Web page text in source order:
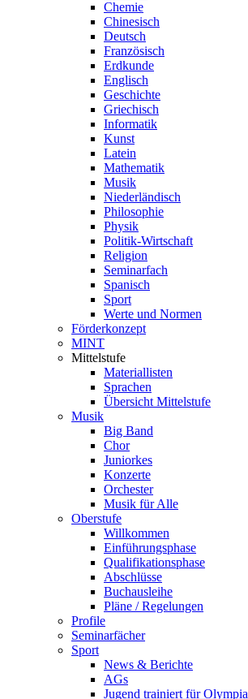
Chemie
Chinesisch
Deutsch
Französisch
Erdkunde
Englisch
Geschichte
Griechisch
Informatik
Kunst
Latein
Mathematik
Musik
Niederländisch
Philosophie
Physik
Politik-Wirtschaft
Religion
Seminarfach
Spanisch
Sport
Werte und Normen
Förderkonzept
MINT
Mittelstufe
Materiallisten
Sprachen
Übersicht Mittelstufe
Musik
Big Band
Chor
Juniorkes
Konzerte
Orchester
Musik für Alle
Oberstufe
Willkommen
Einführungsphase
Qualifikationsphase
Abschlüsse
Buchausleihe
Pläne / Regelungen
Profile
Seminarfächer
Sport
News & Berichte
AGs
Jugend trainiert für Olympia